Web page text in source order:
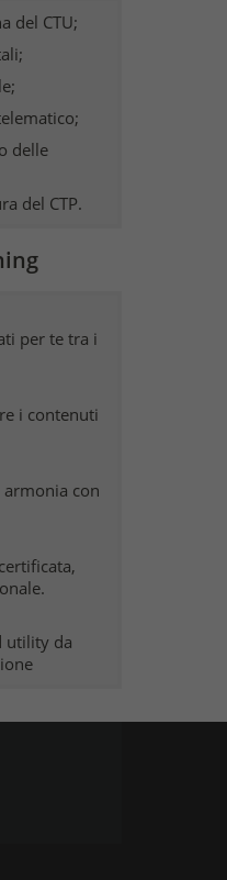
del CTU;
delle
del CTP.
per te tra i
i contenuti
con
utility da